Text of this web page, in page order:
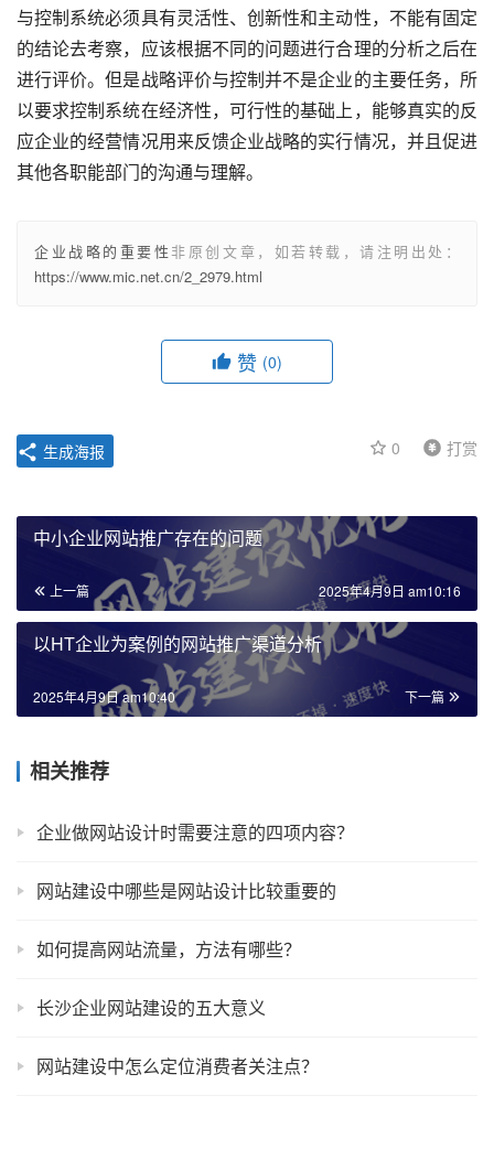
与控制系统必须具有灵活性、创新性和主动性，不能有固定
的结论去考察，应该根据不同的问题进行合理的分析之后在
进行评价。但是战略评价与控制并不是企业的主要任务，所
以要求控制系统在经济性，可行性的基础上，能够真实的反
应企业的经营情况用来反馈企业战略的实行情况，并且促进
其他各职能部门的沟通与理解。
企业战略的重要性非原创文章，如若转载，请注明出处：
https://www.mic.net.cn/2_2979.html
赞 (0)
0 打赏
生成海报
中小企业网站推广存在的问题
上一篇 2025年4月9日 am10:16
以HT企业为案例的网站推广渠道分析
下一篇
2025年4月9日 am10:40
相关推荐
企业做网站设计时需要注意的四项内容？
网站建设中哪些是网站设计比较重要的
如何提高网站流量，方法有哪些？
长沙企业网站建设的五大意义
网站建设中怎么定位消费者关注点？